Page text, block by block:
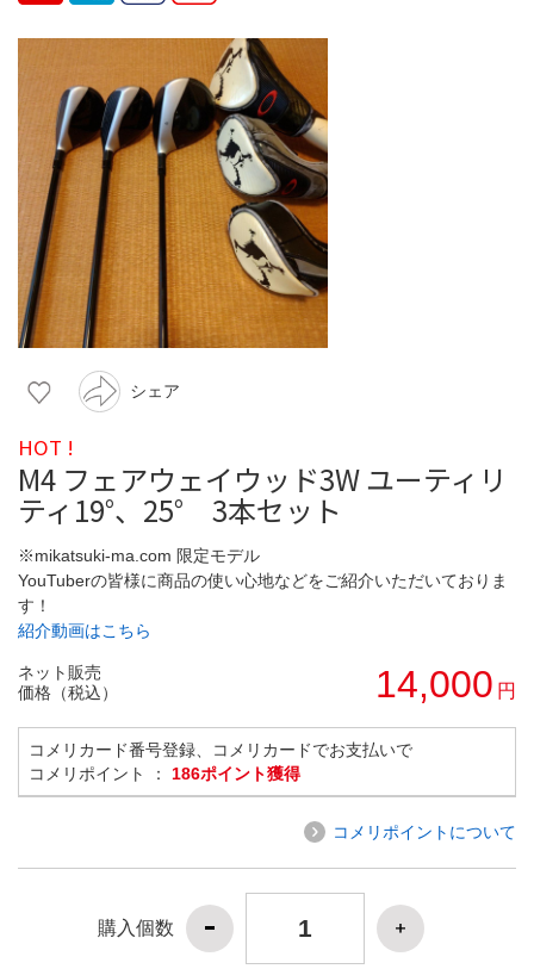
シェア
HOT !
M4 フェアウェイウッド3W ユーティリ
ティ19°、25° 3本セット
※mikatsuki-ma.com 限定モデル
YouTuberの皆様に商品の使い心地などをご紹介いただいておりま
す！
紹介動画はこちら
ネット販売
価格（税込）
14,000 円
コメリカード番号登録、コメリカードでお支払いで
コメリポイント ： 186ポイント獲得
コメリポイントについて
購入個数